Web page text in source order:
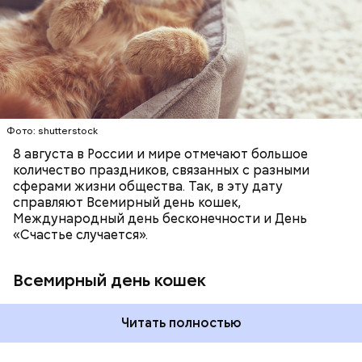
Фото: shutterstock
8 августа в России и мире отмечают большое
количество праздников, связанных с разными
сферами жизни общества. Так, в эту дату
справляют Всемирный день кошек,
Международный день бесконечности и День
«Счастье случается».
Всемирный день кошек
любимое лакомство или новую игрушку. В
некоторых странах в эту дату открываются
специальные парки для выгуливания котов,
кошачьи магазины и другие заведения.
Читать полностью
ПРАЗДНИКИ ЖИВОТНЫЕ
МАТЕМАТИКА
КОШКИ
ПСИХОЛОГИЯ
В Международный день холостяка все мужчины
без пары видятся со своими друзьями, устраивают
вечеринки, играют в видеоигры и проводят время,
наслаждаясь свободой и независимостью, пока
это возможно, ведь может быть и так, что через год
они уже не будут холостяками.
Спагетти из кабачков
Ингредиенты: